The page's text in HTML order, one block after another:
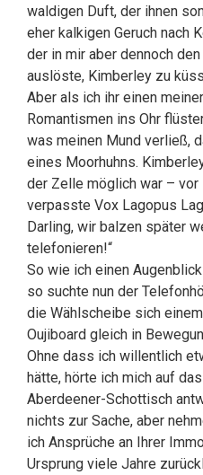
waldigen Duft, der ihnen
eher kalkigen Geruch nach
der in mir aber dennoch
auslöste, Kimberley zu
Aber als ich ihr einen
Romantismen ins Ohr
was meinen Mund verließ,
eines Moorhuhns.
der Zelle möglich war – vor
verpasste Vox Lagopus
Darling, wir balzen später
telefonieren!“
So wie ich einen
so suchte nun der
die Wählscheibe sich
Oujiboard gleich in
Ohne dass ich willentlich
hätte, hörte ich mich auf
Aberdeener-Schottisch
nichts zur Sache, aber
ich Ansprüche an Ihrer
Ursprung viele Jahre